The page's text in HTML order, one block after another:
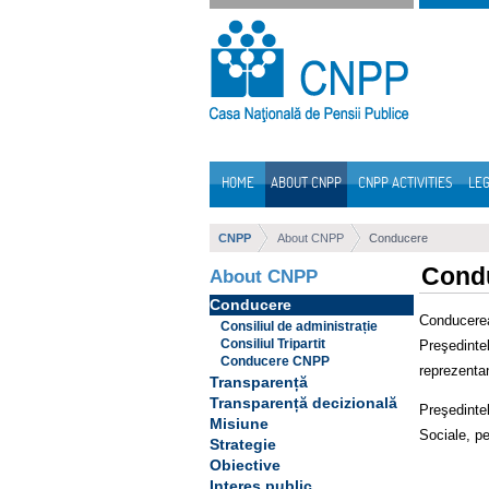
Skip to Content
HOME ABOUT CNPP CNPP ACTIVITIES
CNPP About CNPP Conducere
About CNPP
Conducere
Consiliul de administrație
Consiliul Tripartit
Conducere CNPP
Transparență
Transparență decizională
Misiune
Strategie
Obiective
Sociale,